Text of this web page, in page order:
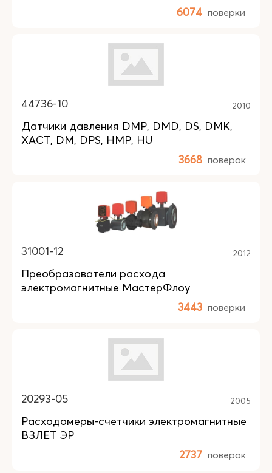
6074 поверки
44736-10 2010
Датчики давления DMP, DMD, DS, DMK,
XACT, DM, DPS, HMP, HU
3668 поверок
31001-12 2012
Преобразователи расхода
электромагнитные МастерФлоу
3443 поверки
20293-05 2005
Расходомеры-счетчики электромагнитные
ВЗЛЕТ ЭР
2737 поверок